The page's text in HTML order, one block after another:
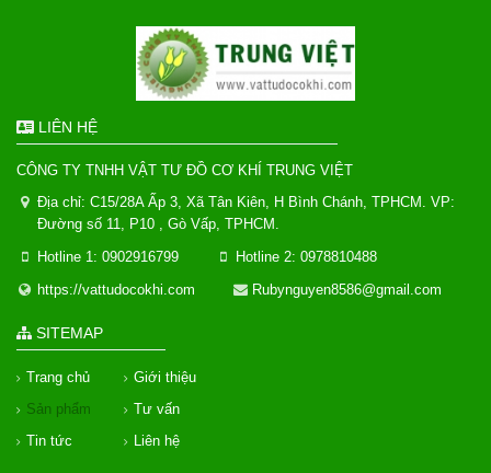
LIÊN HỆ
CÔNG TY TNHH VẬT TƯ ĐỒ CƠ KHÍ TRUNG VIỆT
Địa chỉ: C15/28A Ấp 3, Xã Tân Kiên, H Bình Chánh, TPHCM. VP:
Đường số 11, P10 , Gò Vấp, TPHCM.
Hotline 1: 0902916799
Hotline 2: 0978810488
https://vattudocokhi.com
Rubynguyen8586@gmail.com
SITEMAP
Trang chủ
Giới thiệu
Sản phẩm
Tư vấn
Tin tức
Liên hệ